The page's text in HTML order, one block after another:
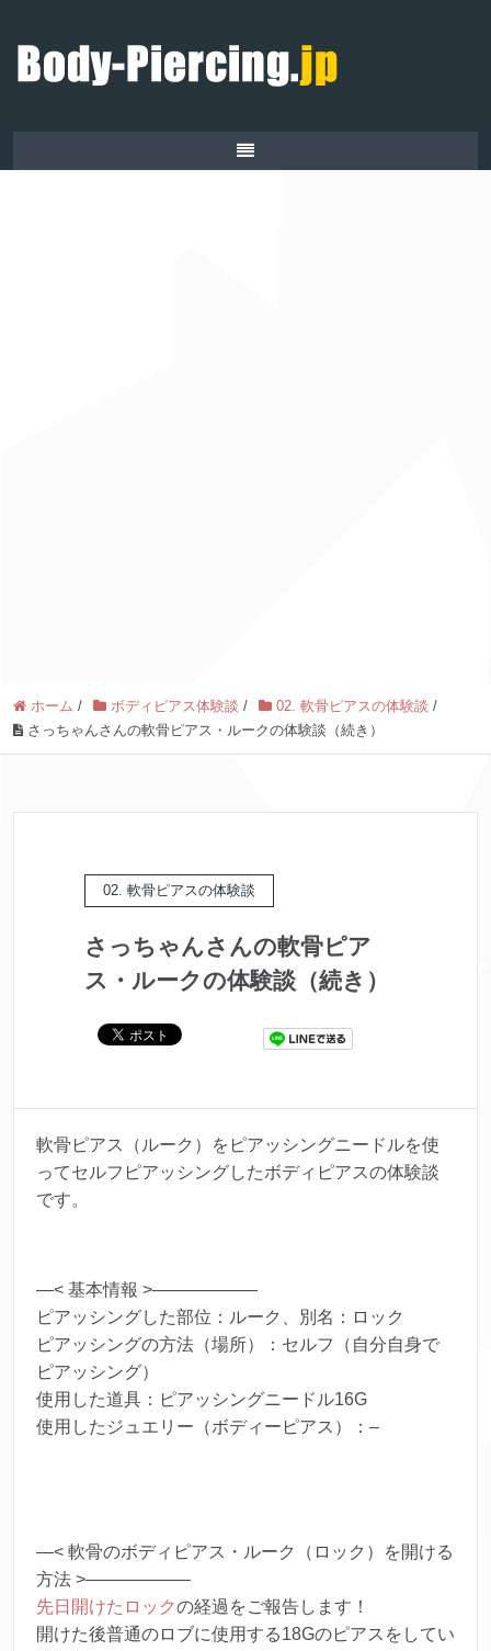
ホーム / ボディピアス体験談 / 02. 軟骨ピアスの体験談 /
さっちゃんさんの軟骨ピアス・ルークの体験談（続き）
02. 軟骨ピアスの体験談
さっちゃんさんの軟骨ピア
ス・ルークの体験談（続き）
軟骨ピアス（ルーク）をピアッシングニードルを使
ってセルフピアッシングしたボディピアスの体験談
です。
—< 基本情報 >——————
ピアッシングした部位：ルーク、別名：ロック
ピアッシングの方法（場所）：セルフ（自分自身で
ピアッシング）
使用した道具：ピアッシングニードル16G
使用したジュエリー（ボディーピアス）：–
—< 軟骨のボディピアス・ルーク（ロック）を開ける
方法 >——————
先日開けたロックの経過をご報告します！
開けた後普通のロブに使用する18Gのピアスをしてい